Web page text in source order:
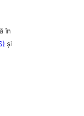
în
și